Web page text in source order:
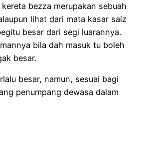
bezza merupakan sebuah
lihat dari mata kasar saiz
besar dari segi luarannya.
bila dah masuk tu boleh
besar.
besar, namun, sesuai bagi
penumpang dewasa dalam